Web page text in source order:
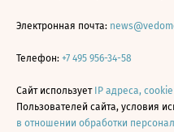
Электронная почта:
Телефон: +7 495 956-34-58
Сайт использует IP адреса,
Пользователей сайта, условия
в отношении обработки